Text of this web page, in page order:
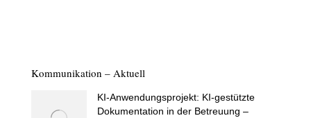
Kommunikation – Aktuell
KI-Anwendungsprojekt: KI-gestützte
Dokumentation in der Betreuung –